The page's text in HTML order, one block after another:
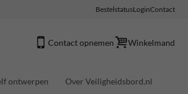
BestelstatusLoginContact
Contact opnemen Winkelmand
ontwerpen Over Veiligheidsbord.nl